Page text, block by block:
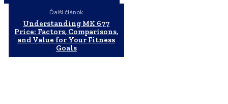
Ďalší článok
Understanding MK 677
Price: Factors, Comparisons,
and Value for Your Fitness
Goals